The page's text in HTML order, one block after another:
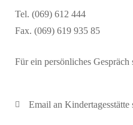
Tel. (069) 612 444
Fax. (069) 619 935 85
Für ein persönliches
Email an Kindertagesstätte